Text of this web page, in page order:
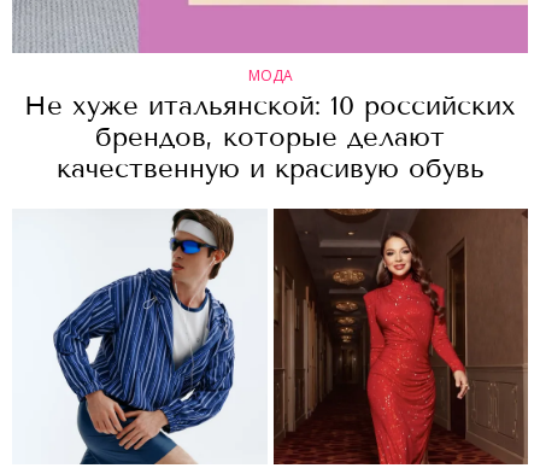
МОДА
Не хуже итальянской: 10 российских
брендов, которые делают
качественную и красивую обувь